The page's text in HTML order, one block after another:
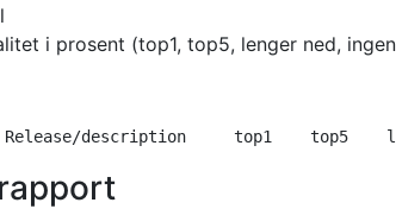
i prosent (top1, top5, lenger ned,